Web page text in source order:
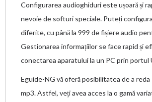
Configurarea audioghiduri este ușoară și
nevoie de softuri speciale. Puteți
diferite, cu până la 999 de fișiere audio
Gestionarea informațiilor se face rapid și
conectarea aparatului la un PC prin portul
Eguide-NG vă oferă posibilitatea de a
mp3. Astfel, veți avea acces la o gamă